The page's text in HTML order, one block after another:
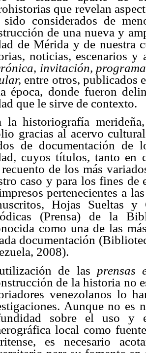
que revelan
sido considerados de
de una nueva y
de Mérida y de nuestra
noticias, escenarios
, invitación,
entre otros, publicados
época, donde fueron
que le sirve de contexto.
la historiografía
gracias al acervo
de documentación de
cuyos títulos, tanto en
de los más
caso y para los fines de
pertenecientes a
Hojas Sueltas y
(Prensa) de la
como una de las
documentación
2008).
de las prensas
de la historia no
venezolanos lo
Aunque no es
sobre el uso y
local como
es necesario